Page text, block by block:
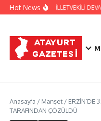
İçeriğe atla
Hot News
HATAY ESKİ MİLLETVEKİLİ
Anasayfa / Manşet / ERZİN’DE
TARAFINDAN ÇÖZÜLDÜ